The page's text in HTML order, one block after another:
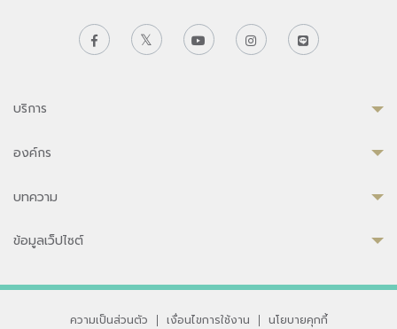
บริการ
องค์กร
บทความ
ข้อมูลเว็ปไซต์
ความเป็นส่วนตัว | เงื่อนไขการใช้งาน | นโยบายคุกกี้